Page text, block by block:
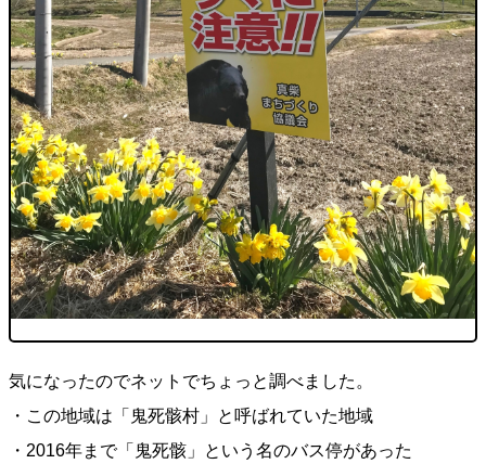
気になったのでネットでちょっと調べました。
・この地域は「鬼死骸村」と呼ばれていた地域
・2016年まで「鬼死骸」という名のバス停があった